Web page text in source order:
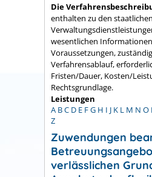
Die
enthalten zu den staatlichen
wesentlichen
Voraussetzungen,
Verfahrensablauf,
Fristen/Dauer, Kosten/
Rechtsgrundlage.
Leistungen
A BC D E FG H I J K L M N O
Z
Zuwendungen
verlässlichen